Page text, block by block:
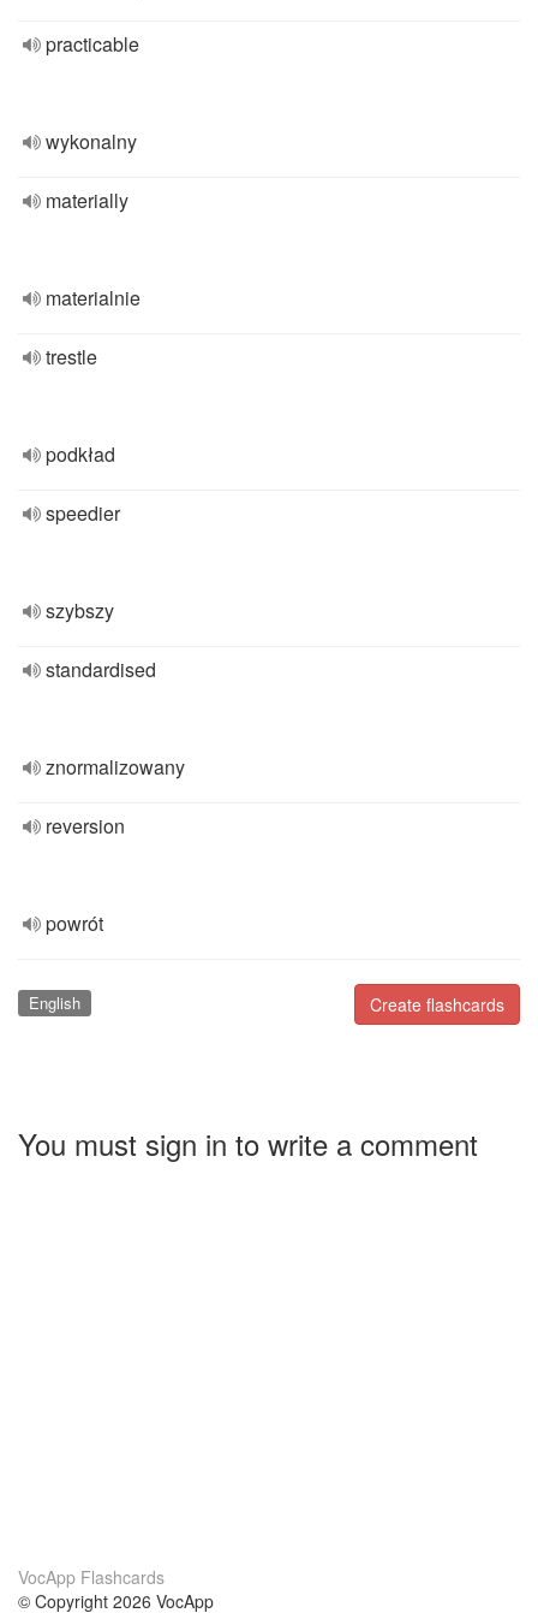
practicable
wykonalny
materially
materialnie
trestle
podkład
speedier
szybszy
standardised
znormalizowany
reversion
powrót
Create flashcards
English
You must sign in to write a comment
VocApp Flashcards
© Copyright 2026 VocApp